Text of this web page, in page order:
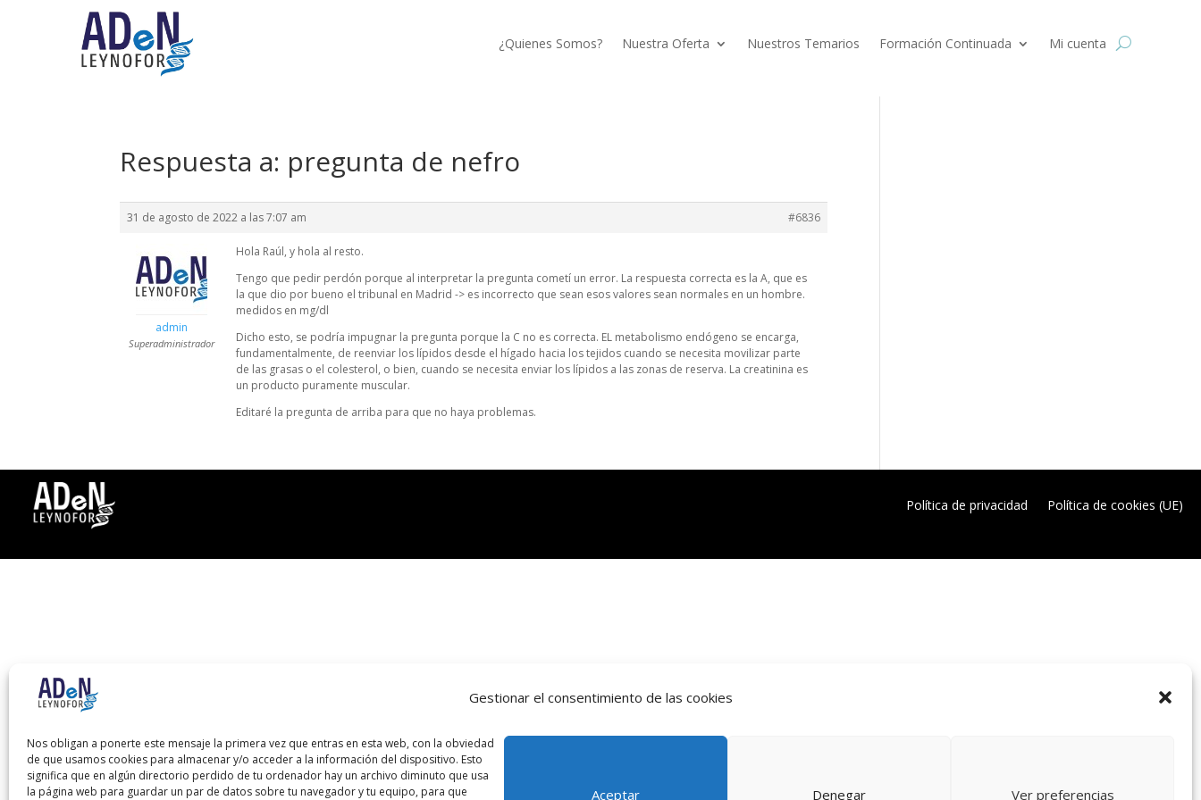
Gestionar el consentimiento de las cookies
Nos obligan a ponerte este mensaje la primera vez que entras en esta web, con la obviedad
de que usamos cookies para almacenar y/o acceder a la información del dispositivo. Esto
significa que en algún directorio perdido de tu ordenador hay un archivo diminuto que usa
la página web para guardar un par de datos sobre tu navegador y tu equipo, para que
Aceptar Denegar Ver preferencias
¿Quienes Somos? Nuestra Oferta Nuestros Temarios Formación Continuada Mi cuenta
Respuesta a: pregunta de nefro
31 de agosto de 2022 a las 7:07 am #6836
admin
Superadministrador
Hola Raúl, y hola al resto.
Tengo que pedir perdón porque al interpretar la pregunta cometí un error. La respuesta correcta es la A, que es
la que dio por bueno el tribunal en Madrid -> es incorrecto que sean esos valores sean normales en un hombre.
medidos en mg/dl
Dicho esto, se podría impugnar la pregunta porque la C no es correcta. EL metabolismo endógeno se encarga,
fundamentalmente, de reenviar los lípidos desde el hígado hacia los tejidos cuando se necesita movilizar parte
de las grasas o el colesterol, o bien, cuando se necesita enviar los lípidos a las zonas de reserva. La creatinina es
un producto puramente muscular.
Editaré la pregunta de arriba para que no haya problemas.
Política de privacidad Política de cookies (UE)